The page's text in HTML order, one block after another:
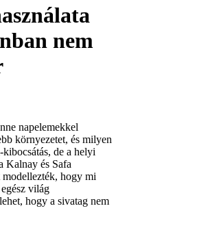
nem
napelemekkel
környezetet, és milyen
de a helyi
Kalnay és Safa
hogy mi
világ
hogy a sivatag nem